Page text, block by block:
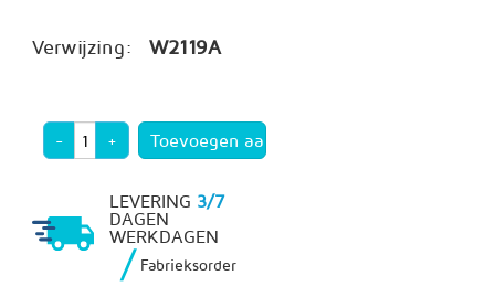
Verwijzing: W2119A
- +
LEVERING 3/7
DAGEN
WERKDAGEN
/ Fabrieksorder